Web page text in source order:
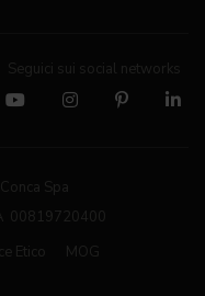
Seguici sui social networks
Spa
00819720400
Etico MOG